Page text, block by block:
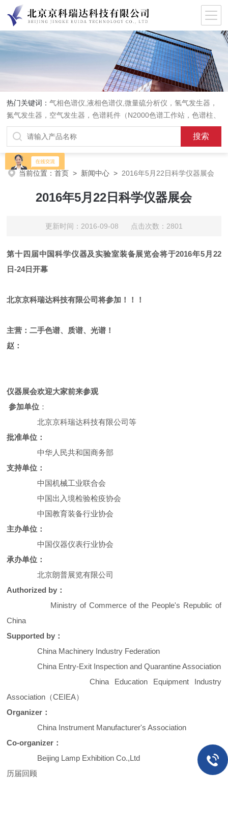
热门关键词：气相色谱仪,液相色谱仪,微量硫分析仪，氢气发生器，
氮气发生器，空气发生器，色谱耗件（N2000色谱工作站，色谱柱、
阀件、进样器、色谱担体），顶空进样器，热解析仪，紫外分光光度
计，原子吸收分光光度计，傅立叶红外光谱仪，分析天平等常规实验
室产品。
当前位置：首页 > 新闻中心 > 2016年5月22日科学仪器展会
2016年5月22日科学仪器展会
更新时间：2016-09-08 点击次数：2801
第十四届中国科学仪器及实验室装备展览会将于2016年5月22
日-24日开幕
北京京科瑞达科技有限公司将参加！！！
主营：二手色谱、质谱、光谱！
赵：
仪器展会欢迎大家前来参观
参加单位 ：
北京京科瑞达科技有限公司等
批准单位：
中华人民共和国商务部
支持单位：
中国机械工业联合会
中国出入境检验检疫协会
中国教育装备行业协会
主办单位：
中国仪器仪表行业协会
承办单位：
北京朗普展览有限公司
Authorized by：
Ministry of Commerce of the People's Republic of
China
Supported by：
China Machinery Industry Federation
China Entry-Exit Inspection and Quarantine Association
China Education Equipment Industry
Association（CEIEA）
Organizer：
China Instrument Manufacturer's Association
Co-organizer：
Beijing Lamp Exhibition Co.,Ltd
历届回顾